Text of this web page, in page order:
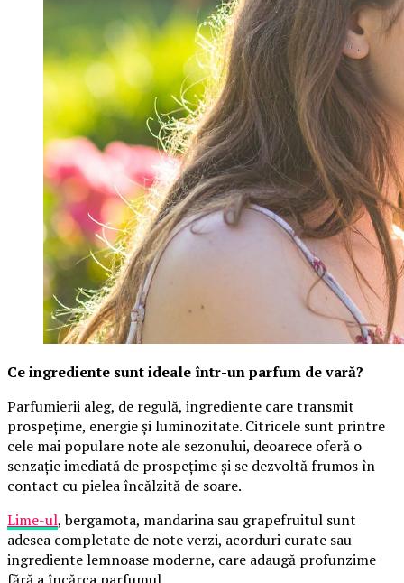
Ce ingrediente sunt ideale într-un parfum de vară?
Parfumierii aleg, de regulă, ingrediente care transmit
prospețime, energie și luminozitate. Citricele sunt printre
cele mai populare note ale sezonului, deoarece oferă o
senzație imediată de prospețime și se dezvoltă frumos în
contact cu pielea încălzită de soare.
Lime-ul, bergamota, mandarina sau grapefruitul sunt
adesea completate de note verzi, acorduri curate sau
ingrediente lemnoase moderne, care adaugă profunzime